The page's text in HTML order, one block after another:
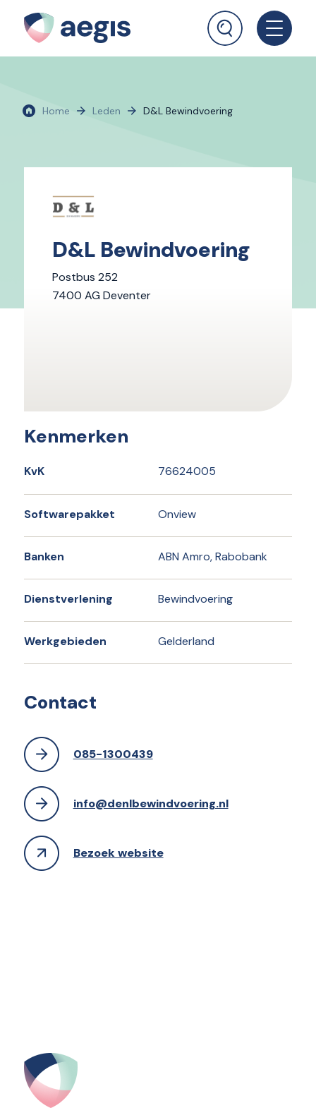
Home Leden D&L Bewindvoering
D&L Bewindvoering
Postbus 252
7400 AG Deventer
Kenmerken
KvK 76624005
Softwarepakket Onview
Banken ABN Amro, Rabobank
Dienstverlening Bewindvoering
Werkgebieden Gelderland
Contact
085-1300439
info@denlbewindvoering.nl
Bezoek website